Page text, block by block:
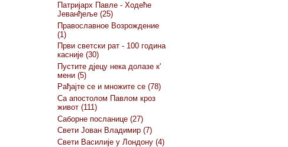
Патријарх Павле - Ходеће
Јеванђеље (25)
Православное Возрождение
(1)
Први светски рат - 100 година
касније (30)
Пустите дјецу нека долазе к'
мени (5)
Рађајте се и множите се (78)
Са апостолом Павлом кроз
живот (111)
Саборне посланице (27)
Свети Јован Владимир (7)
Свети Василије у Лондону (4)